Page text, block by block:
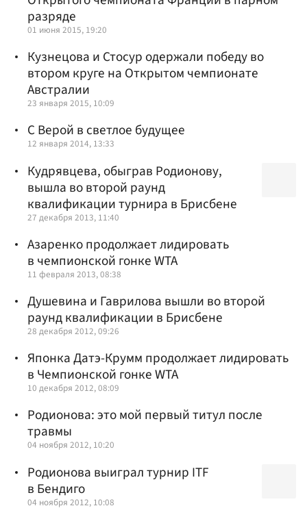
разряде
01 июня 2015, 19:20
Кузнецова и Стосур одержали победу во
втором круге на Открытом чемпионате
Австралии
23 января 2015, 10:09
С Верой в светлое будущее
12 января 2014, 13:33
Кудрявцева, обыграв Родионову,
вышла во второй раунд
квалификации турнира в Брисбене
27 декабря 2013, 11:40
Азаренко продолжает лидировать
в чемпионской гонке WTA
11 февраля 2013, 08:38
Душевина и Гаврилова вышли во второй
раунд квалификации в Брисбене
28 декабря 2012, 09:26
Японка Датэ-Крумм продолжает лидировать
в Чемпионской гонке WTA
10 декабря 2012, 08:09
Родионова: это мой первый титул после
травмы
04 ноября 2012, 10:20
Родионова выиграл турнир ITF
в Бендиго
04 ноября 2012, 10:08